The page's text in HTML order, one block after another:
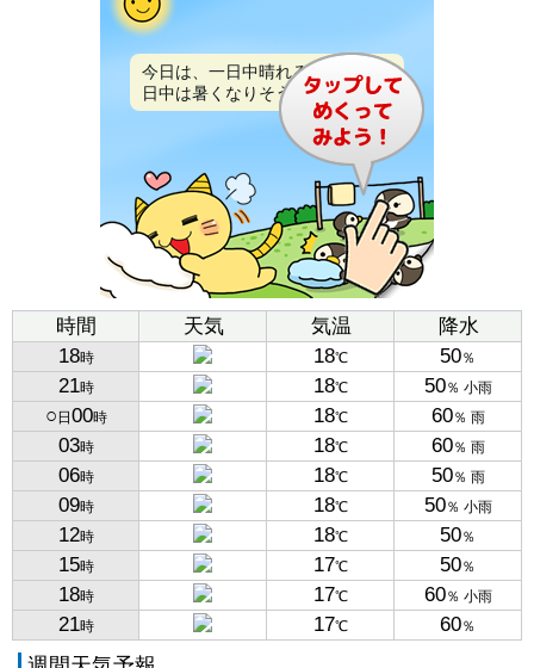
今日は、一日中晴れるでしょう。
日中は暑くなりそうです。
時間 天気 気温
降水
18時 18℃ 50％
21時 18℃ 50％ 小雨
○ 日 00時 18℃ 60％ 雨
03時 18℃ 60％ 雨
06時 18℃ 50％ 雨
09時 18℃ 50％ 小雨
12時 18℃ 50％
15時 17℃ 50％
18時 17℃ 60％ 小雨
21時 17℃ 60％